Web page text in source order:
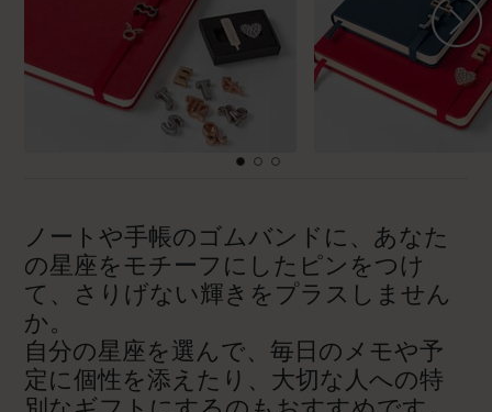
ノートや手帳のゴムバンドに、あなた
の星座をモチーフにしたピンをつけ
て、さりげない輝きをプラスしません
か。
自分の星座を選んで、毎日のメモや予
定に個性を添えたり、大切な人への特